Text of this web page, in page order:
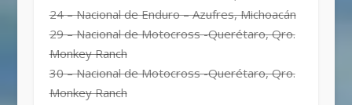
24 – Nacional de Enduro – Azufres, Michoacán
29 – Nacional de Motocross -Querétaro, Qro.
Monkey Ranch
30 – Nacional de Motocross -Querétaro, Qro.
Monkey Ranch